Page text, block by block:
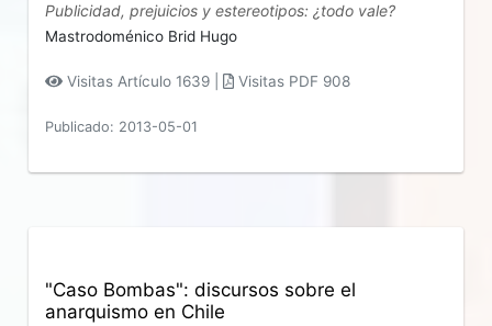
Publicidad, prejuicios y estereotipos: ¿todo vale?
Mastrodoménico Brid Hugo
Visitas Artículo 1639 | Visitas PDF 908
Publicado: 2013-05-01
"Caso Bombas": discursos sobre el
anarquismo en Chile